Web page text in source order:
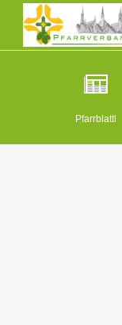
Pfarrblattl